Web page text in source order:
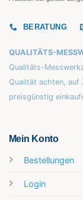
BERATUNG
QUALITÄTS-
Qualitäts-
Qualität achten, auf
preisgünstig
Mein Konto
Bestellungen
Login